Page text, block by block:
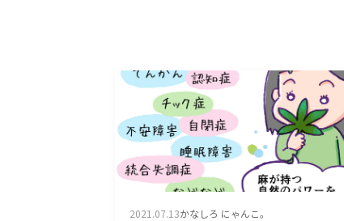
2021.07.13かなしろ にゃんこ。